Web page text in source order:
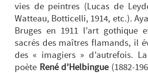
vies de peintres (Lucas de
Watteau, Botticelli, 1914, etc.).
Bruges en 1911 l’art gothique
sacrés des maîtres flamands, il
des « imagiers » d’autrefois.
poète René d’Helbingue(1882-